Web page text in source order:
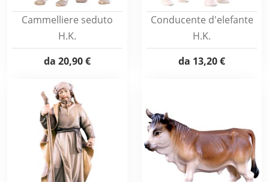
Cammelliere seduto
H.K.
da 20,90 €
Conducente d'elefante
H.K.
da 13,20 €